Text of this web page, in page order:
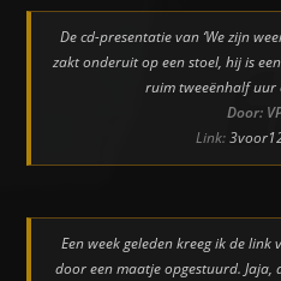
De cd-presentatie van ‘We zijn
zakt onderuit op een stoel, hij is
ruim tweeënhalf
Door:
Link:
Een week geleden kreeg ik de
door een maatje opgestuurd.